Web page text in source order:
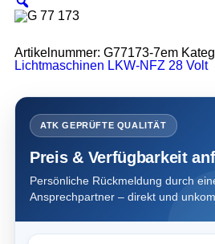
Artikelnummer: G77173-7em
Lichtmaschinen LKW-NFZ 28 Volt
ATK GEPRÜFTE QUALITÄT
Preis & Verfügbarkeit
Persönliche Rückmeldung durch
Ansprechpartner – direkt und